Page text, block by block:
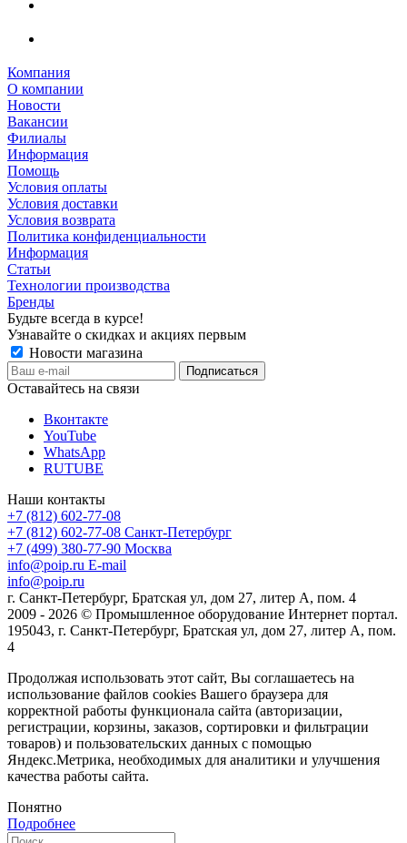
Компания
О компании
Новости
Вакансии
Филиалы
Информация
Помощь
Условия оплаты
Условия доставки
Условия возврата
Политика конфиденциальности
Информация
Статьи
Технологии производства
Бренды
Будьте всегда в курсе!
Узнавайте о скидках и акциях первым
Новости магазина
Оставайтесь на связи
Вконтакте
YouTube
WhatsApp
RUTUBE
Наши контакты
+7 (812) 602-77-08
+7 (812) 602-77-08 Санкт-Петербург
+7 (499) 380-77-90 Москва
info@poip.ru E-mail
info@poip.ru
г. Санкт-Петербург, Братская ул, дом 27, литер А, пом. 4
2009 - 2026 © Промышленное оборудование Интернет портал.
195043, г. Санкт-Петербург, Братская ул, дом 27, литер А, пом.
4
Продолжая использовать этот сайт, Вы соглашаетесь на
использование файлов cookies Вашего браузера для
корректной работы функционала сайта (авторизации,
регистрации, корзины, заказов, сортировки и фильтрации
товаров) и пользовательских данных с помощью
Яндекс.Метрика, необходимых для аналитики и улучшения
качества работы сайта.
Понятно
Подробнее